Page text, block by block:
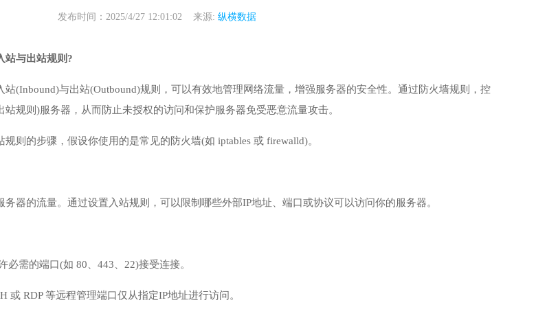
发布时间：2025/4/27 12:01:02 来源: 纵横数据
站与出站规则?
(Inbound)与出站(Outbound)规则，可以有效地管理网络流量，增强服务器的安全性。通过防火墙规则，控
规则)服务器，从而防止未授权的访问和保护服务器免受恶意流量攻击。
则的步骤，假设你使用的是常见的防火墙(如 iptables 或 firewalld)。
器的流量。通过设置入站规则，可以限制哪些外部IP地址、端口或协议可以访问你的服务器。
需的端口(如 80、443、22)接受连接。
或 RDP 等远程管理端口仅从指定IP地址进行访问。